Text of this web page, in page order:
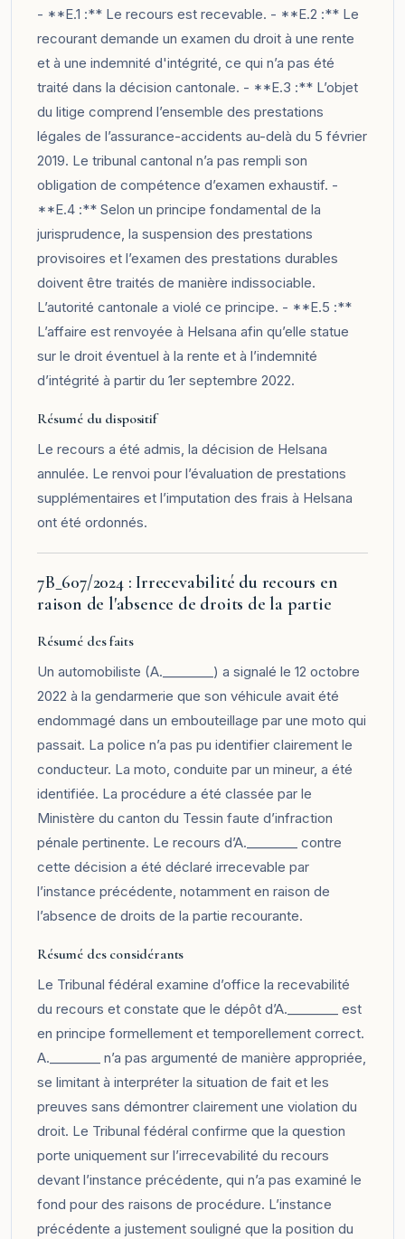
- **E.1 :** Le recours est recevable. - **E.2 :** Le
recourant demande un examen du droit à une rente
et à une indemnité d'intégrité, ce qui n’a pas été
traité dans la décision cantonale. - **E.3 :** L’objet
du litige comprend l’ensemble des prestations
légales de l’assurance-accidents au-delà du 5 février
2019. Le tribunal cantonal n’a pas rempli son
obligation de compétence d’examen exhaustif. -
**E.4 :** Selon un principe fondamental de la
jurisprudence, la suspension des prestations
provisoires et l’examen des prestations durables
doivent être traités de manière indissociable.
L’autorité cantonale a violé ce principe. - **E.5 :**
L’affaire est renvoyée à Helsana afin qu’elle statue
sur le droit éventuel à la rente et à l’indemnité
d’intégrité à partir du 1er septembre 2022.
Résumé du dispositif
Le recours a été admis, la décision de Helsana
annulée. Le renvoi pour l’évaluation de prestations
supplémentaires et l’imputation des frais à Helsana
ont été ordonnés.
7B_607/2024 : Irrecevabilité du recours en
raison de l'absence de droits de la partie
Résumé des faits
Un automobiliste (A.________) a signalé le 12 octobre
2022 à la gendarmerie que son véhicule avait été
endommagé dans un embouteillage par une moto qui
passait. La police n’a pas pu identifier clairement le
conducteur. La moto, conduite par un mineur, a été
identifiée. La procédure a été classée par le
Ministère du canton du Tessin faute d’infraction
pénale pertinente. Le recours d’A.________ contre
cette décision a été déclaré irrecevable par
l’instance précédente, notamment en raison de
l’absence de droits de la partie recourante.
Résumé des considérants
Le Tribunal fédéral examine d’office la recevabilité
du recours et constate que le dépôt d’A.________ est
en principe formellement et temporellement correct.
A.________ n’a pas argumenté de manière appropriée,
se limitant à interpréter la situation de fait et les
preuves sans démontrer clairement une violation du
droit. Le Tribunal fédéral confirme que la question
porte uniquement sur l’irrecevabilité du recours
devant l’instance précédente, qui n’a pas examiné le
fond pour des raisons de procédure. L’instance
précédente a justement souligné que la position du